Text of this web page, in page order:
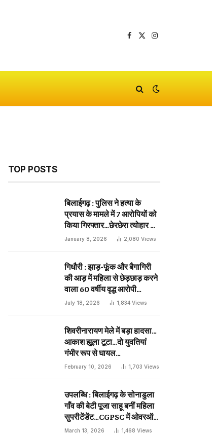
Facebook
X
Instagram
TOP POSTS
बिलाईगढ़ : पुलिस ने हत्या के
प्रयास के मामले में 7 आरोपियों को
किया गिरफ्तार…छेरछेरा त्योहार के
दिन प्राणघातक हमले को दिया था
January 8, 2026 2,080 Views
गिधौरी : झाड़-फूंक और बैगागिरी
की आड़ में महिला से छेड़छाड़ करने
वाला 60 वर्षीय वृद्ध आरोपी
गिरफ्तार…
July 18, 2026 1,834 Views
शिवरीनारायण मेले में बड़ा हादसा…
आकाश झूला टूटा…दो युवतियां
गंभीर रूप से घायल…
February 10, 2026 1,703 Views
उपलब्धि : बिलाईगढ़ के सोनाडुला
गाँव की बेटी पूजा साहू बनीं महिला
सुपरीटेंडेंट…CGPSC में ओवरऑल
19 वीं रैंक…
March 13, 2026 1,468 Views